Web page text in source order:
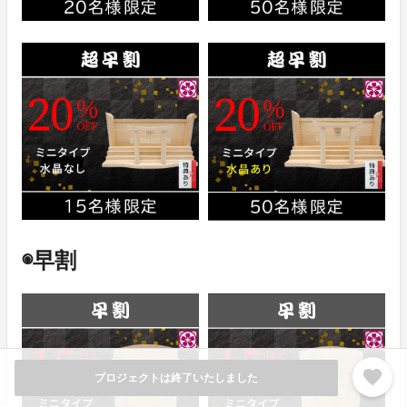
プロジェクトは終了いたしました favorite
◉早割